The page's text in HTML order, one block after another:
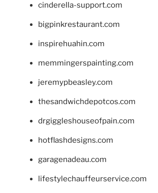
cinderella-support.com
bigpinkrestaurant.com
inspirehuahin.com
memmingerspainting.com
jeremypbeasley.com
thesandwichdepotcos.com
drgiggleshouseofpain.com
hotflashdesigns.com
garagenadeau.com
lifestylechauffeurservice.com